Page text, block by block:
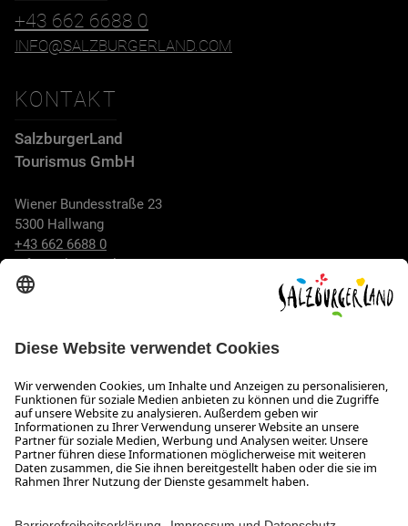
+43 662 6688 0
INFO@SALZBURGERLAND.COM
KONTAKT
SalzburgerLand
Tourismus GmbH
Wiener Bundesstraße 23
5300 Hallwang
+43 662 6688 0
info@salzburgerland.com
Wir freuen uns auf Ihre Anfrage!
Gerne stehen wir Ihnen von Montag bis Donnerstag von 08:00
bis 17:30 Uhr und am Freitag von 08:00 bis 17:00 Uhr zur
Verfügung.
Das Unternehmen Jobs Meeting- und Kongresslocations